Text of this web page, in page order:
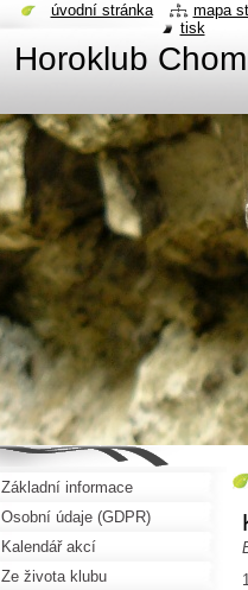
Horoklub
Základní informace
Osobní údaje (GDPR)
Kalendář akcí
Ze života klubu
úvodní stránka mapa
tisk